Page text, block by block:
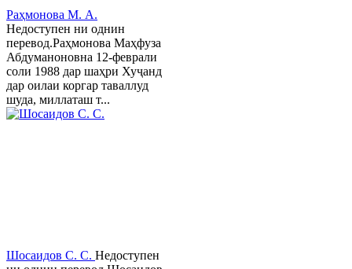
Раҳмонова М. А.
Недоступен ни однин
перевод.Раҳмонова Маҳфуза
Абдуманоновна 12-феврали
соли 1988 дар шаҳри Хуҷанд
дар оилаи коргар таваллуд
шуда, миллаташ т...
Шосаидов С. С. Недоступен